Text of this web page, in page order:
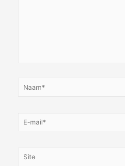
Naam*
E-
mail*
Site